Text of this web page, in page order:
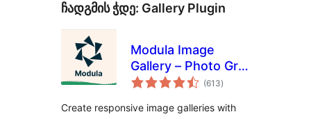
ჩადგმის ჭდე: Gallery Plugin
Modula Image
Gallery – Photo Grid
& Video Gallery
(613საერთო
რეიტინგი
)
Create responsive image galleries with